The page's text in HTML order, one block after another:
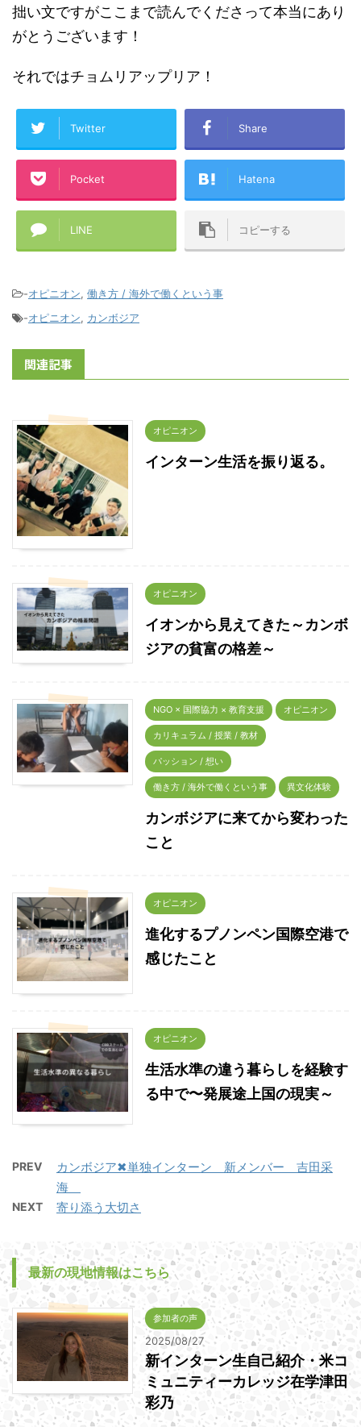
拙い文ですがここまで読んでくださって本当にあり
がとうございます！
それではチョムリアップリア！
Twitter Share
Pocket Hatena
LINE コピーする
-オピニオン, 働き方 / 海外で働くという事
-オピニオン, カンボジア
関連記事
オピニオン
インターン生活を振り返る。
オピニオン
イオンから見えてきた～カンボ
ジアの貧富の格差～
NGO × 国際協力 × 教育支援 オピニオン
カリキュラム / 授業 / 教材
パッション / 想い
働き方 / 海外で働くという事 異文化体験
カンボジアに来てから変わった
こと
オピニオン
進化するプノンペン国際空港で
感じたこと
オピニオン
生活水準の違う暮らしを経験す
る中で〜発展途上国の現実～
PREV
カンボジア✖単独インターン 新メンバー 吉田采
海
NEXT 寄り添う大切さ
最新の現地情報はこちら
参加者の声
2025/08/27
新インターン生自己紹介・米コ
ミュニティーカレッジ在学津田
彩乃